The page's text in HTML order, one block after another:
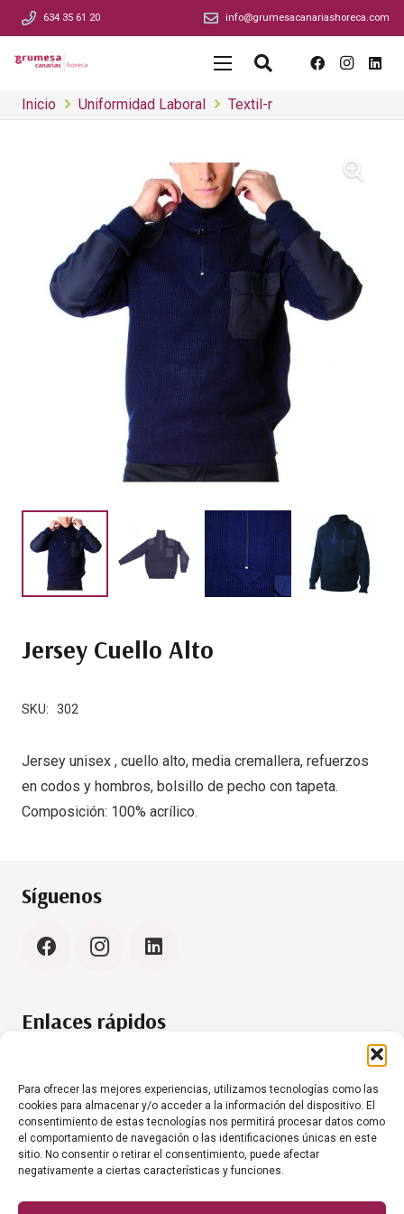
Para ofrecer las mejores experiencias, utilizamos tecnologías como las
cookies para almacenar y/o acceder a la información del dispositivo. El
consentimiento de estas tecnologías nos permitirá procesar datos como
el comportamiento de navegación o las identificaciones únicas en este
sitio. No consentir o retirar el consentimiento, puede afectar
negativamente a ciertas características y funciones.
634 35 61 20 info@grumesacanariashoreca.com
Inicio Uniformidad Laboral Textil-r
Jersey Cuello Alto
SKU: 302
Jersey unisex , cuello alto, media cremallera, refuerzos
en codos y hombros, bolsillo de pecho con tapeta.
Composición: 100% acrílico.
Síguenos
Enlaces rápidos
Aviso Legal
Contacto